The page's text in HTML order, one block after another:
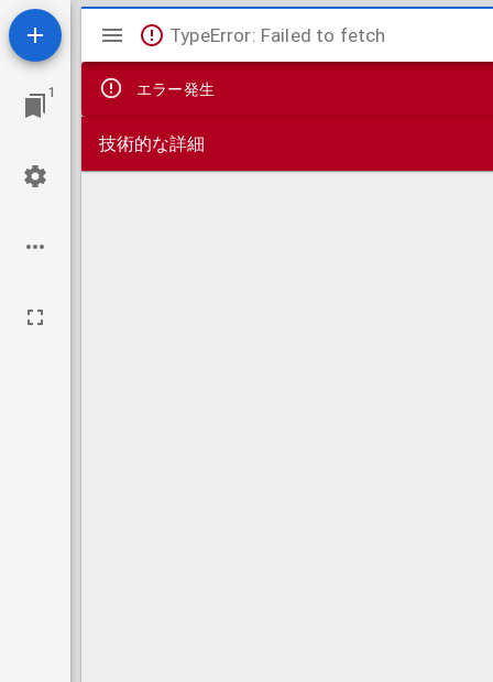
1
Mirador
ビ
ュ
ー
TypeError: Failed to fetch
エラー発生
技術的な詳細